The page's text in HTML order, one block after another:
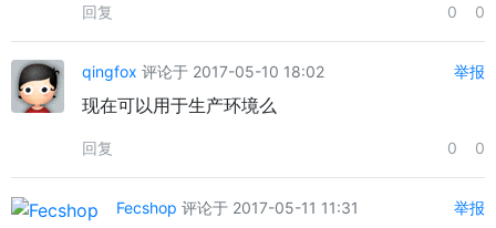
回复 0 0
qingfox 评论于 2017-05-10 18:02 举报
现在可以用于生产环境么
回复 0 0
Fecshop 评论于 2017-05-11 11:31 举报